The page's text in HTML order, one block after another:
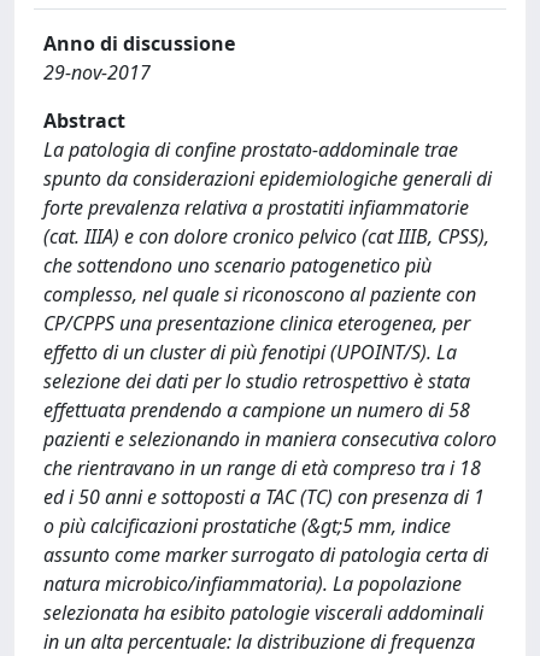
Anno di discussione
29-nov-2017
Abstract
La patologia di confine prostato-addominale trae
spunto da considerazioni epidemiologiche generali di
forte prevalenza relativa a prostatiti infiammatorie
(cat. IIIA) e con dolore cronico pelvico (cat IIIB, CPSS),
che sottendono uno scenario patogenetico più
complesso, nel quale si riconoscono al paziente con
CP/CPPS una presentazione clinica eterogenea, per
effetto di un cluster di più fenotipi (UPOINT/S). La
selezione dei dati per lo studio retrospettivo è stata
effettuata prendendo a campione un numero di 58
pazienti e selezionando in maniera consecutiva coloro
che rientravano in un range di età compreso tra i 18
ed i 50 anni e sottoposti a TAC (TC) con presenza di 1
o più calcificazioni prostatiche (&gt;5 mm, indice
assunto come marker surrogato di patologia certa di
natura microbico/infiammatoria). La popolazione
selezionata ha esibito patologie viscerali addominali
in un alta percentuale: la distribuzione di frequenza